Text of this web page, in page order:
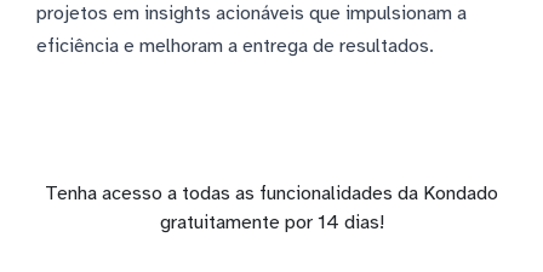
projetos em insights acionáveis que impulsionam a
eficiência e melhoram a entrega de resultados.
Tenha acesso a todas as funcionalidades da Kondado
gratuitamente por 14 dias!